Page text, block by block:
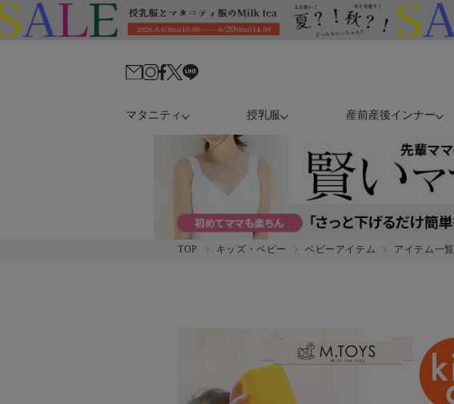
マタニティ 授乳服 産前産後インナー
TOP キッズ・ベビー ベビーアイテム アイテム一覧